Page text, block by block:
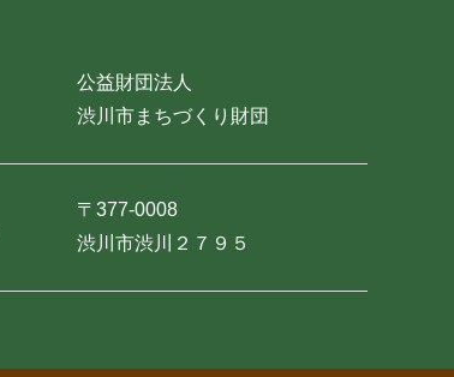
公益財団法人
渋川市まちづくり財団
〒377-0008
渋川市渋川２７９５